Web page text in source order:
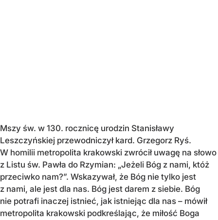
Mszy św. w 130. rocznicę urodzin Stanisławy
Leszczyńskiej przewodniczył kard. Grzegorz Ryś.
W homilii metropolita krakowski zwrócił uwagę na słowo
z Listu św. Pawła do Rzymian: „Jeżeli Bóg z nami, któż
przeciwko nam?”. Wskazywał, że Bóg nie tylko jest
z nami, ale jest dla nas. Bóg jest darem z siebie. Bóg
nie potrafi inaczej istnieć, jak istniejąc dla nas – mówił
metropolita krakowski podkreślając, że miłość Boga